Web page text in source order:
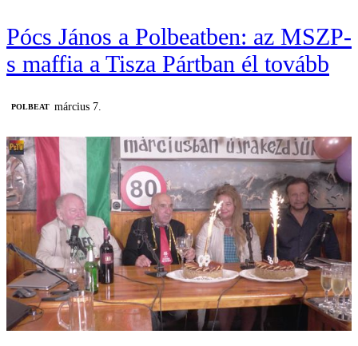
Pócs János a Polbeatben: az MSZP-
s maffia a Tisza Pártban él tovább
‎POLBEAT március 7.